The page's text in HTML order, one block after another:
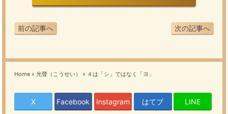
次の記事へ
前の記事へ
Home » 光聲（こうせい） » ４は「シ」ではなく「ヨ」
X Facebook Instagram はてブ LINE